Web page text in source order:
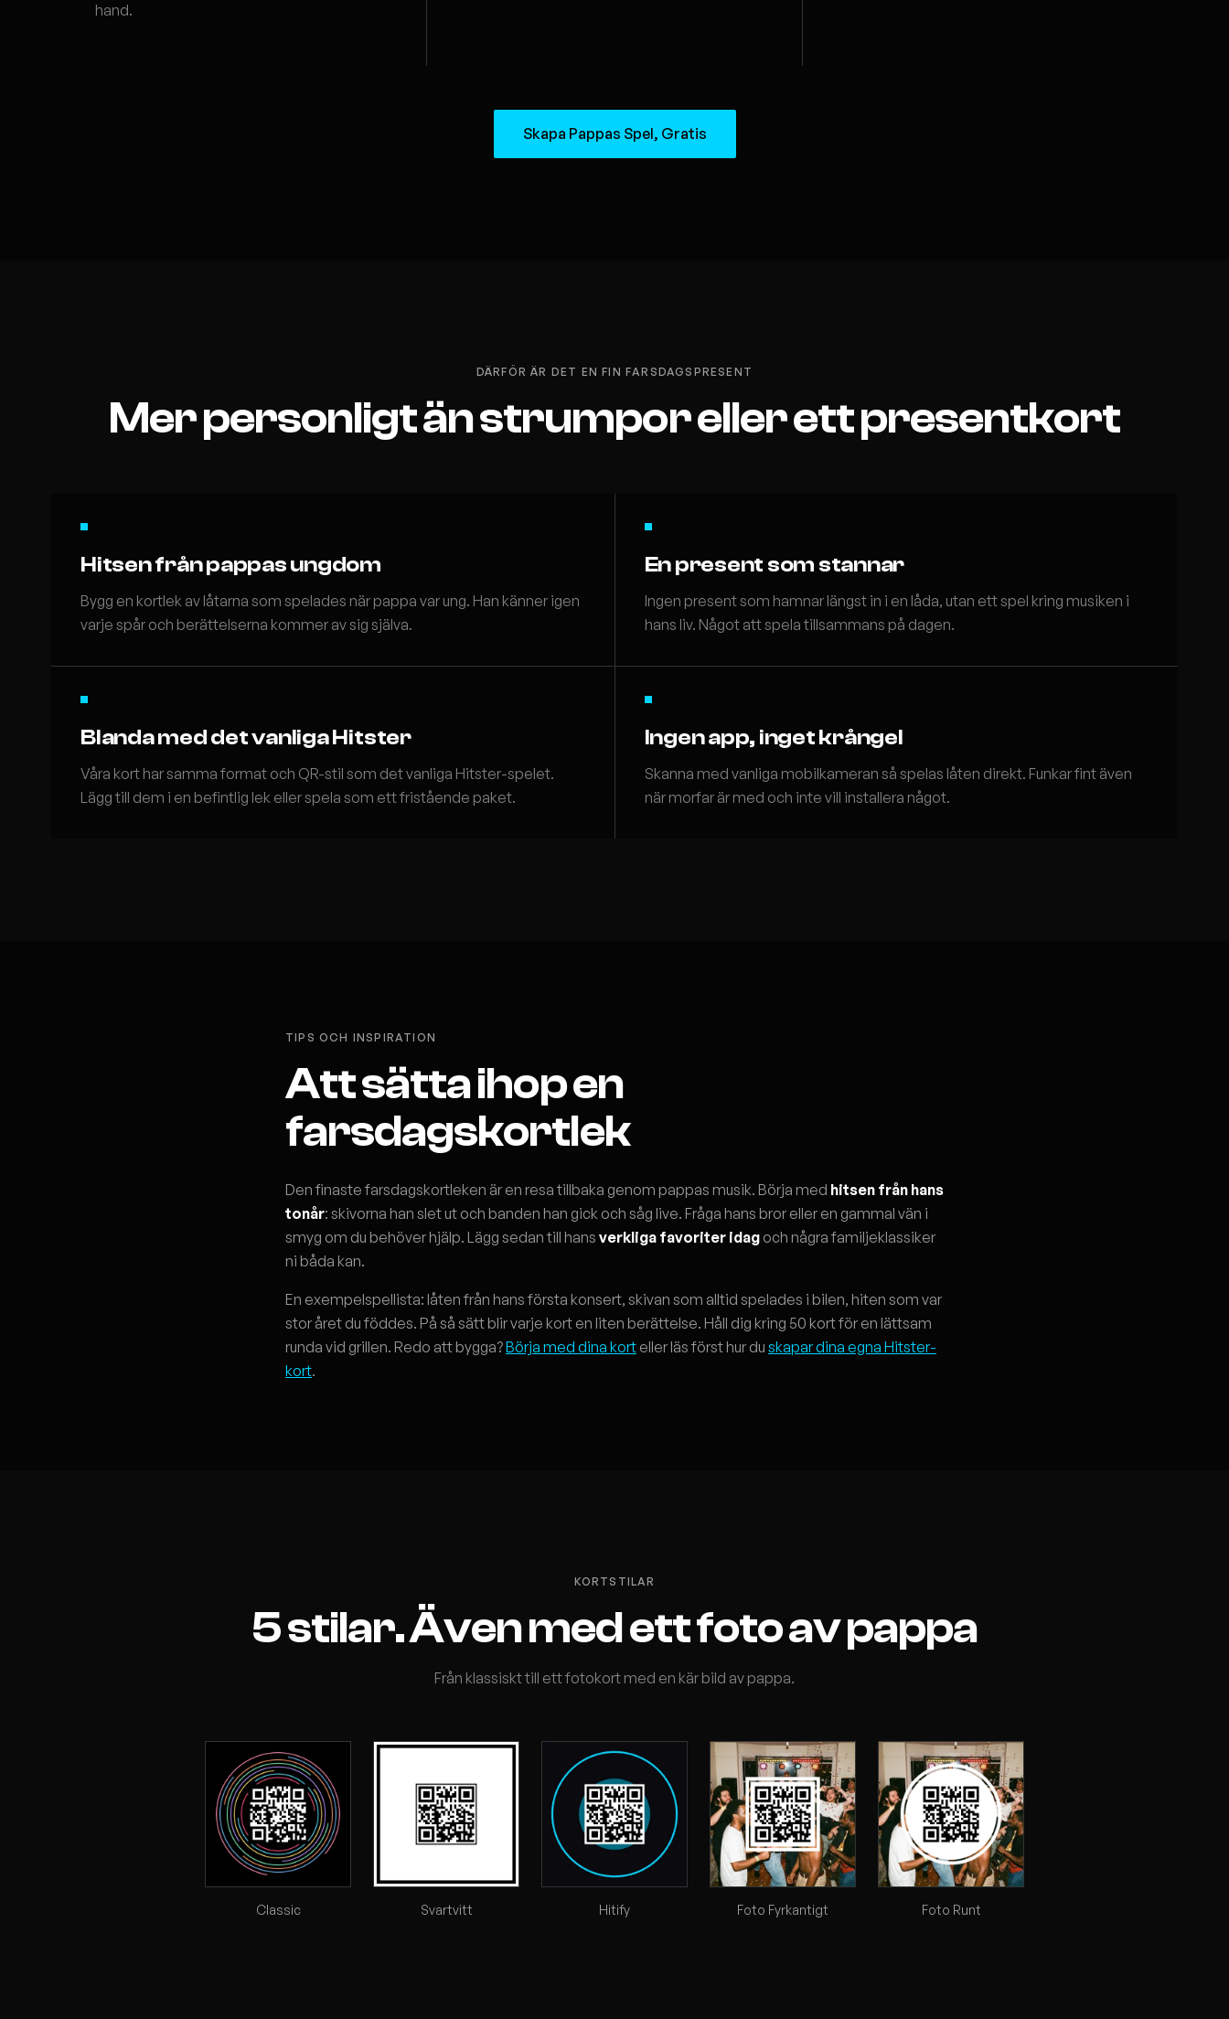
hand.
Skapa Pappas Spel, Gratis
DÄRFÖR ÄR DET EN FIN FARSDAGSPRESENT
Mer personligt än strumpor eller ett presentkort
Hitsen från pappas ungdom
Bygg en kortlek av låtarna som spelades när pappa var ung. Han känner igen
varje spår och berättelserna kommer av sig själva.
En present som stannar
Ingen present som hamnar längst in i en låda, utan ett spel kring musiken i
hans liv. Något att spela tillsammans på dagen.
Blanda med det vanliga Hitster
Våra kort har samma format och QR-stil som det vanliga Hitster-spelet.
Lägg till dem i en befintlig lek eller spela som ett fristående paket.
Ingen app, inget krångel
Skanna med vanliga mobilkameran så spelas låten direkt. Funkar fint även
när morfar är med och inte vill installera något.
TIPS OCH INSPIRATION
Att sätta ihop en
farsdagskortlek
Den finaste farsdagskortleken är en resa tillbaka genom pappas musik. Börja med hitsen från hans
tonår: skivorna han slet ut och banden han gick och såg live. Fråga hans bror eller en gammal vän i
smyg om du behöver hjälp. Lägg sedan till hans verkliga favoriter idag och några familjeklassiker
ni båda kan.
En exempelspellista: låten från hans första konsert, skivan som alltid spelades i bilen, hiten som var
stor året du föddes. På så sätt blir varje kort en liten berättelse. Håll dig kring 50 kort för en lättsam
runda vid grillen. Redo att bygga?Börja med dina kort eller läs först hur du skapar dina egna Hitster-
kort.
KORTSTILAR
5 stilar. Även med ett foto av pappa
Från klassiskt till ett fotokort med en kär bild av pappa.
Classic Svartvitt Hitify Foto Fyrkantigt Foto Runt